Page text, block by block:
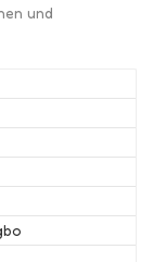
und